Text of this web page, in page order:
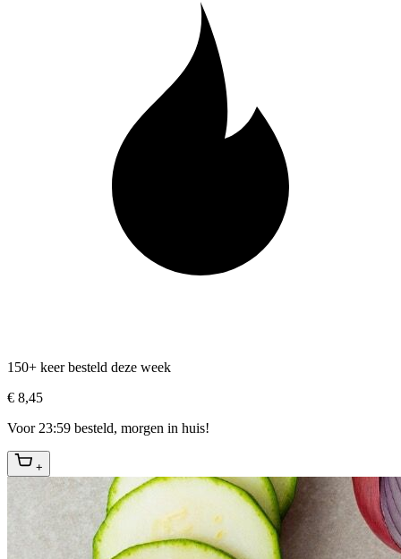
150+ keer besteld deze week
€ 8,45
Voor 23:59 besteld, morgen in huis!
+